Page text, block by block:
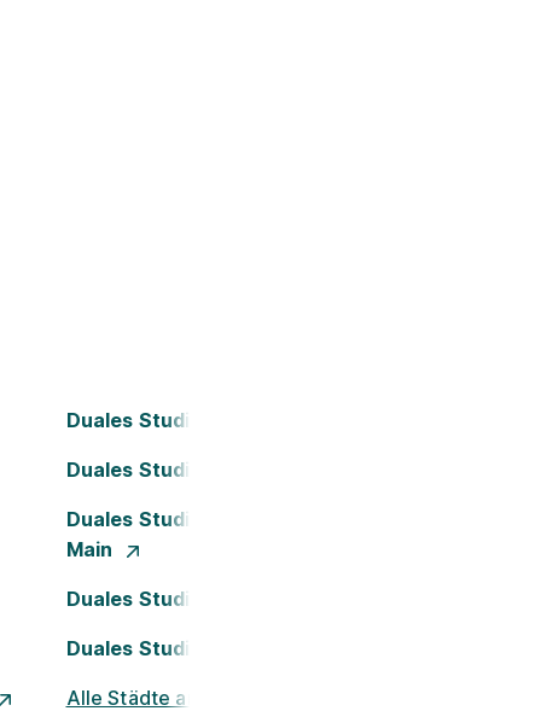
Duales Studium Bielefeld
Duales Studium Dortmund
Duales Studium Frankfurt am
Main
Duales Studium Köln
Duales Studium Nürnberg
Alle Städte ansehen